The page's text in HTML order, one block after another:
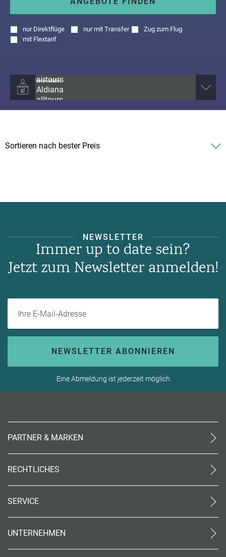
nur Direktflüge nurmit Transfer
Zug zum Flug
mit Flextarif
Veranstalter
NEWSLETTER
Immer up to date sein?
Jetzt zum Newsletter anmelden!
NEWSLETTER ABONNIEREN
Eine Abmeldung ist jederzeit möglich
PARTNER & MARKEN
meinreisespezialist
Reiseland
OTTO Reisen
RECHTLICHES
Datenschutz
Impressum
Barrierefreiheit
SERVICE
World of Benefits
UNTERNEHMEN